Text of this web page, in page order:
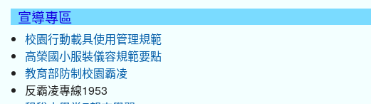
宣導專區
校園行動載具使用管理規範
高榮國小服裝儀容規範要點
教育部防制校園霸凌
反霸凌專線1953